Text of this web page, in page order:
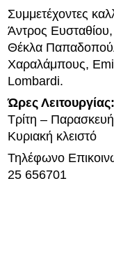
Συμμετέχοντες
Άντρος
Θέκλα
Χαραλάμπους,
Lombardi.
Ώρες Λειτουργίας:
Τρίτη –
Κυριακή κλειστό
Τηλέφωνο
25 656701